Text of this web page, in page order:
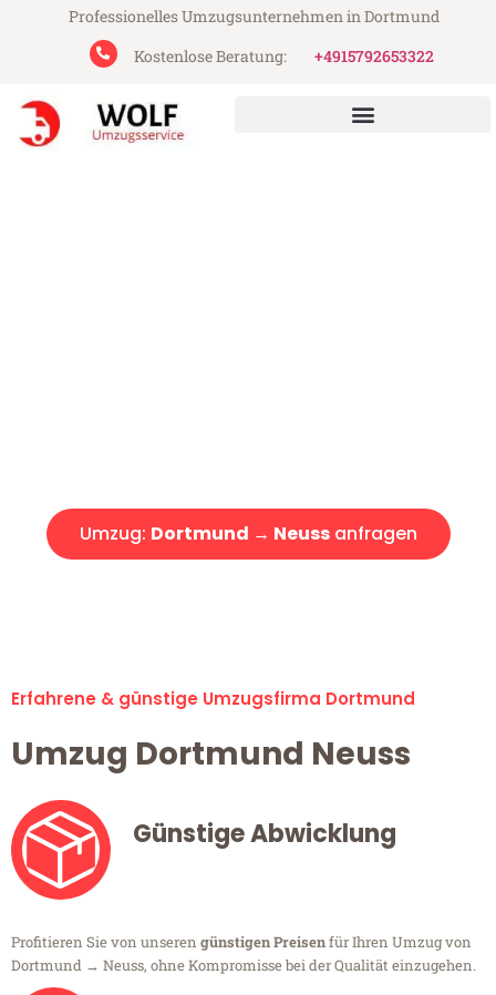
Professionelles Umzugsunternehmen in Dortmund
Kostenlose Beratung:
+4915792653322
Umzug: Dortmund → Neussanfragen
Erfahrene & günstige Umzugsfirma Dortmund
Umzug Dortmund Neuss
Günstige Abwicklung
Profitieren Sie von unseren günstigen Preisenfür Ihren Umzug von
Dortmund → Neuss, ohne Kompromisse bei der Qualität einzugehen.